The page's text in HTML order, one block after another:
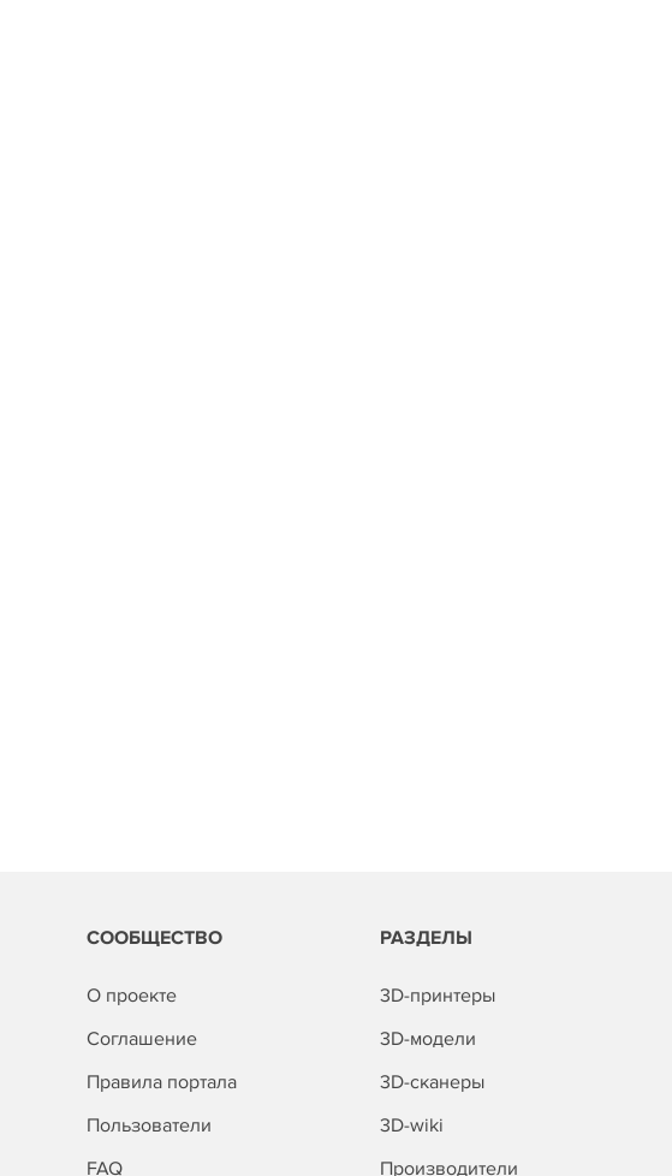
СООБЩЕСТВО
О проекте
Соглашение
Правила портала
Пользователи
FAQ
РАЗДЕЛЫ
3D-принтеры
3D-модели
3D-сканеры
3D-wiki
Производители